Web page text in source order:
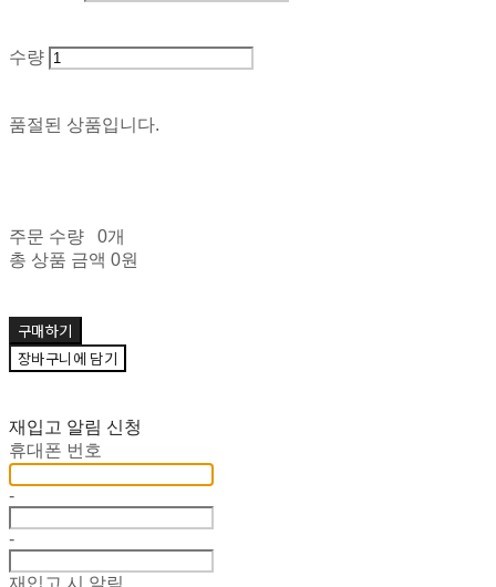
수량
품절된 상품입니다.
주문 수량
0개
총 상품 금액 0원
구매하기
장바구니에 담기
재입고 알림 신청
휴대폰 번호
-
-
재입고 시 알림